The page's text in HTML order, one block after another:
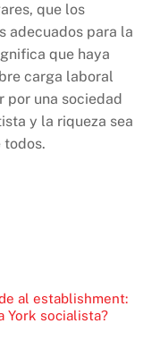
que los
adecuados para la
que haya
carga laboral
por una sociedad
y la riqueza sea
al establishment:
York socialista?